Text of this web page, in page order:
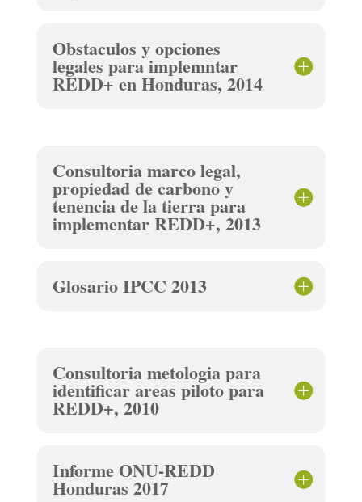
Obstaculos y opciones
legales para implemntar
REDD+ en Honduras, 2014
Consultoria marco legal,
propiedad de carbono y
tenencia de la tierra para
implementar REDD+, 2013
Glosario IPCC 2013
Consultoria metologia para
identificar areas piloto para
REDD+, 2010
Informe ONU-REDD
Honduras 2017